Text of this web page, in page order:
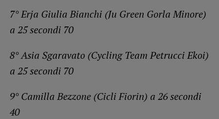
7° Erja Giulia Bianchi (Ju Green Gorla Minore)
a 25 secondi 70
8° Asia Sgaravato (Cycling Team Petrucci Ekoi)
a 25 secondi 70
9° Camilla Bezzone (Cicli Fiorin) a 26 secondi
40